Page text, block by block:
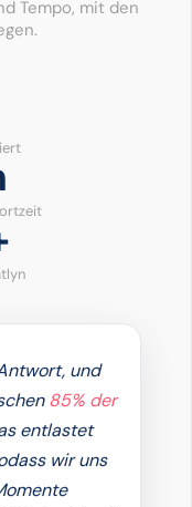
Tempo, mit den
und
85% der
entlastet
wir uns